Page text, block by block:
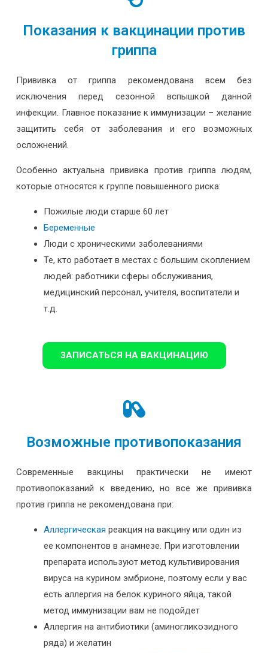
Показания к вакцинации против
гриппа
Прививка от гриппа рекомендована всем без
исключения перед сезонной вспышкой данной
инфекции. Главное показание к иммунизации – желание
защитить себя от заболевания и его возможных
осложнений.
Особенно актуальна прививка против гриппа людям,
которые относятся к группе повышенного риска:
Пожилые люди старше 60 лет
Беременные
Люди с хроническими заболеваниями
Те, кто работает в местах с большим скоплением
людей: работники сферы обслуживания,
медицинский персонал, учителя, воспитатели и
т.д.
ЗАПИСАТЬСЯ НА ВАКЦИНАЦИЮ
Возможные противопоказания
Современные вакцины практически не имеют
противопоказаний к введению, но все же прививка
против гриппа не рекомендована при:
Аллергическая реакция на вакцину или один из
ее компонентов в анамнезе. При изготовлении
препарата используют метод культивирования
вируса на курином эмбрионе, поэтому если у вас
есть аллергия на белок куриного яйца, такой
метод иммунизации вам не подойдет
Аллергия на антибиотики (аминогликозидного
ряда) и желатин